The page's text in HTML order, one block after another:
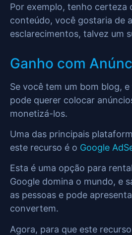
Por exemplo, tenho certeza
conteúdo, você gostaria de
esclarecimentos, talvez um
Ganho com
Se você tem um bom blog,
pode querer colocar
monetizá-los.
Uma das principais
este recurso é o Google
Esta é uma opção para
Google domina o mundo, e
as pessoas e pode
convertem.
Agora, para que este